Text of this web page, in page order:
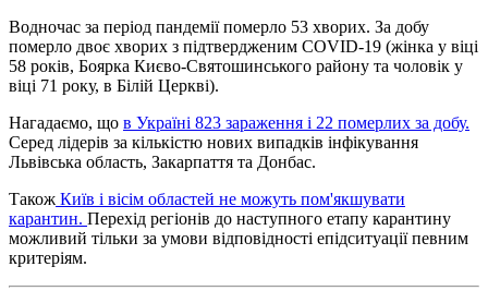
Водночас за період пандемії померло 53 хворих. За добу
померло двоє хворих з підтвердженим COVID-19 (жінка у віці
58 років, Боярка Києво-Святошинського району та чоловік у
віці 71 року, в Білій Церкві).
Нагадаємо, що в Україні 823 зараження і 22 померлих за добу.
Серед лідерів за кількістю нових випадків інфікування
Львівська область, Закарпаття та Донбас.
Також Київ і вісім областей не можуть пом'якшувати
карантин. Перехід регіонів до наступного етапу карантину
можливий тільки за умови відповідності епідситуації певним
критеріям.